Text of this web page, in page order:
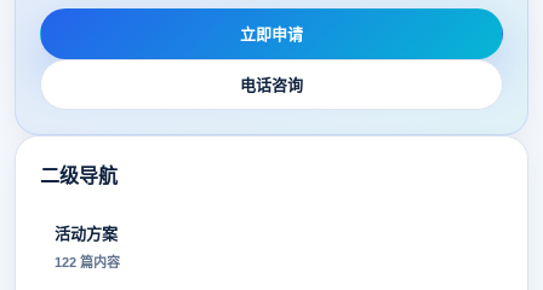
立即申请
电话咨询
二级导航
活动方案
122 篇内容